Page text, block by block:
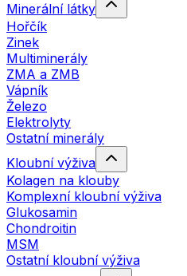
Minerální látky
Hořčík
Zinek
Multiminerály
ZMA a ZMB
Vápník
Železo
Elektrolyty
Ostatní minerály
Kloubní výživa
Kolagen na klouby
Komplexní kloubní výživa
Glukosamin
Chondroitin
MSM
Ostatní kloubní výživa